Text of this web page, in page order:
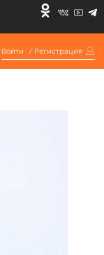
Войти / Регистрация